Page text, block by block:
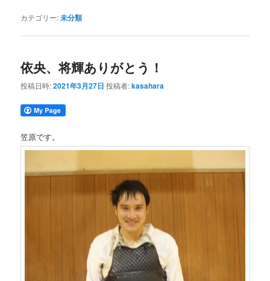
カテゴリー:未分類
依央、将輝ありがとう！
投稿日時:2021年3月27日 投稿者:kasahara
笠原です。